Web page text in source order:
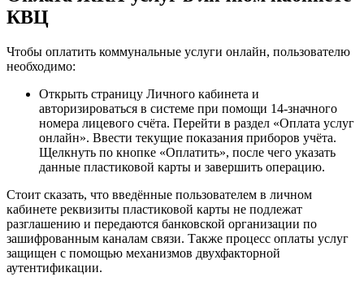
КВЦ
Чтобы оплатить коммунальные услуги онлайн, пользователю
необходимо:
Открыть страницу Личного кабинета и
авторизироваться в системе при помощи 14-значного
номера лицевого счёта. Перейти в раздел «Оплата услуг
онлайн». Ввести текущие показания приборов учёта.
Щелкнуть по кнопке «Оплатить», после чего указать
данные пластиковой карты и завершить операцию.
Стоит сказать, что введённые пользователем в личном
кабинете реквизиты пластиковой карты не подлежат
разглашению и передаются банковской организации по
зашифрованным каналам связи. Также процесс оплаты услуг
защищен с помощью механизмов двухфакторной
аутентификации.